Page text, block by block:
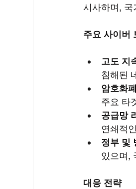
시사하며, 국
주요 사이버
고도 지
침해된
암호화
주요 타
공급망
연쇄적
정부 및
있으며,
대응 전략